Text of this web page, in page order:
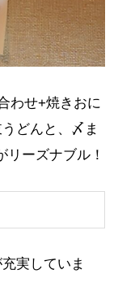
わせ+焼きおに
どんと、〆ま
リーズナブル！
実していま